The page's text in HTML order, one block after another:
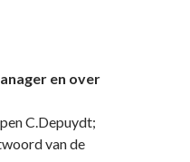
en over
C.Depuydt;
van de